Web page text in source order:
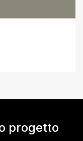
progetto